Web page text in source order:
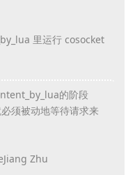
里运行 cosocket
的阶段
须被动地等待请求来
Zhu